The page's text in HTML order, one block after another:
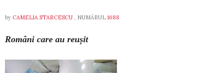
by CAMELIA STARCESCU , NUMĂRUL 1688
Români care au reușit